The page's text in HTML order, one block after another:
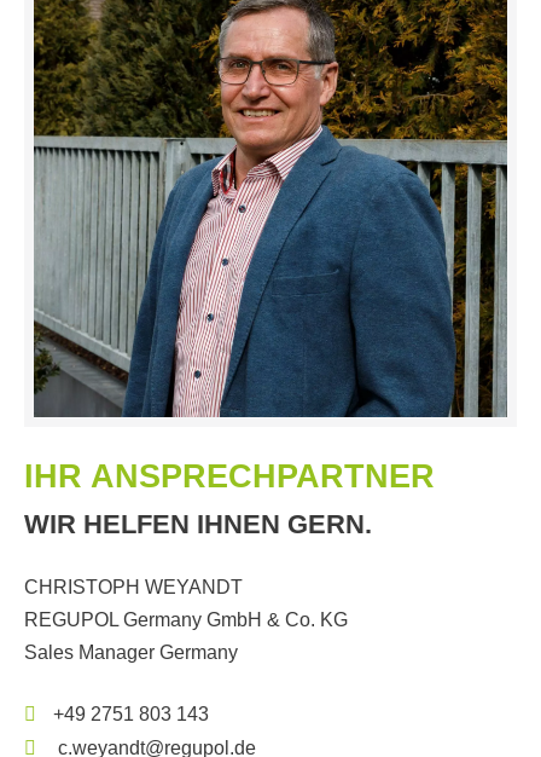
IHR ANSPRECHPARTNER
WIR HELFEN IHNEN GERN.
CHRISTOPH WEYANDT
REGUPOL Germany GmbH & Co. KG
Sales Manager Germany
+49 2751 803 143
c.weyandt@regupol.de